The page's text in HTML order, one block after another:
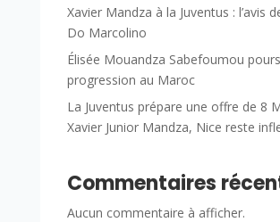
Xavier Mandza à la Juventus : l’avis
Do Marcolino
Élisée Mouandza Sabefoumou
progression au Maroc
La Juventus prépare une offre de 8
Xavier Junior Mandza, Nice reste
Commentaires
Aucun commentaire à afficher.